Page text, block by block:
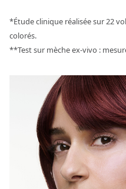
*Étude clinique réalisée sur 22
colorés.
**Test sur mèche ex-vivo :